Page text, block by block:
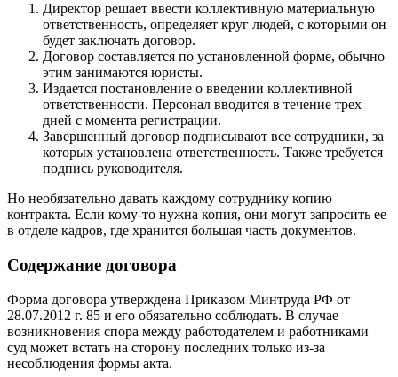
Директор решает ввести коллективную материальную
ответственность, определяет круг людей, с которыми он
будет заключать договор.
Договор составляется по установленной форме, обычно
этим занимаются юристы.
Издается постановление о введении коллективной
ответственности. Персонал вводится в течение трех
дней с момента регистрации.
Завершенный договор подписывают все сотрудники, за
которых установлена ​​ответственность. Также требуется
подпись руководителя.
Но необязательно давать каждому сотруднику копию
контракта. Если кому-то нужна копия, они могут запросить ее
в отделе кадров, где хранится большая часть документов.
Содержание договора
Форма договора утверждена Приказом Минтруда РФ от
28.07.2012 г. 85 и его обязательно соблюдать. В случае
возникновения спора между работодателем и работниками
суд может встать на сторону последних только из-за
несоблюдения формы акта.